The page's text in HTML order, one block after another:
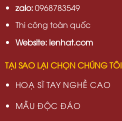
zalo:0968783549
Thi công toàn quốc
Website: lenhat.com
TẠI SAO LẠI CHỌN CHÚNG TÔI
HOẠ SĨ TAY NGHỀ CAO
MẪU ĐỘC ĐÁO